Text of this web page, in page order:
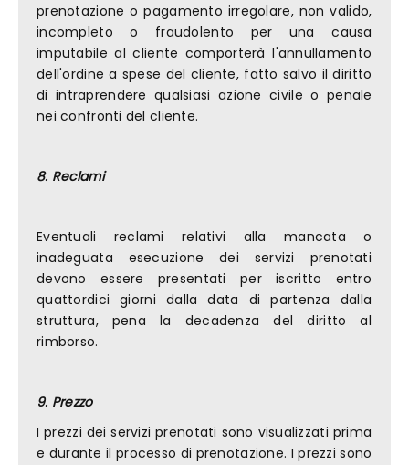
prenotazione o pagamento irregolare, non valido,
incompleto o fraudolento per una causa
imputabile al cliente comporterà l'annullamento
dell'ordine a spese del cliente, fatto salvo il diritto
di intraprendere qualsiasi azione civile o penale
nei confronti del cliente.
8. Reclami
Eventuali reclami relativi alla mancata o
inadeguata esecuzione dei servizi prenotati
devono essere presentati per iscritto entro
quattordici giorni dalla data di partenza dalla
struttura, pena la decadenza del diritto al
rimborso.
9. Prezzo
I prezzi dei servizi prenotati sono visualizzati prima
e durante il processo di prenotazione. I prezzi sono